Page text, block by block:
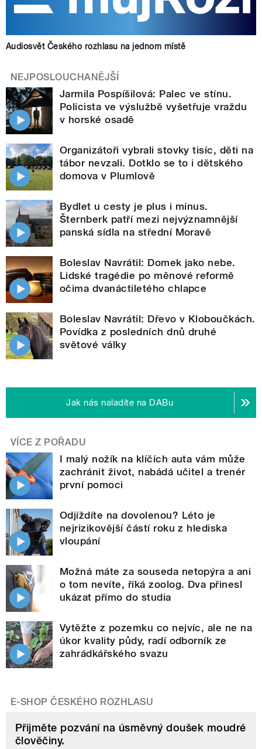
Audiosvět Českého rozhlasu na jednom místě
NEJPOSLOUCHANĚJŠÍ
Jarmila Pospíšilová: Palec ve stínu.
Policista ve výslužbě vyšetřuje vraždu
v horské osadě
Organizátoři vybrali stovky tisíc, děti na
tábor nevzali. Dotklo se to i dětského
domova v Plumlově
Bydlet u cesty je plus i mínus.
Šternberk patří mezi nejvýznamnější
panská sídla na střední Moravě
Boleslav Navrátil: Domek jako nebe.
Lidské tragédie po měnové reformě
očima dvanáctiletého chlapce
Boleslav Navrátil: Dřevo v Kloboučkách.
Povídka z posledních dnů druhé
světové války
Jak nás naladíte na DABu
VÍCE Z POŘADU
I malý nožík na klíčích auta vám může
zachránit život, nabádá učitel a trenér
první pomoci
Odjíždíte na dovolenou? Léto je
nejrizikovější částí roku z hlediska
vloupání
Možná máte za souseda netopýra a ani
o tom nevíte, říká zoolog. Dva přinesl
ukázat přímo do studia
Vytěžte z pozemku co nejvíc, ale ne na
úkor kvality půdy, radí odborník ze
zahrádkářského svazu
E-SHOP ČESKÉHO ROZHLASU
Přijměte pozvání na úsměvný doušek moudré
člověčiny.